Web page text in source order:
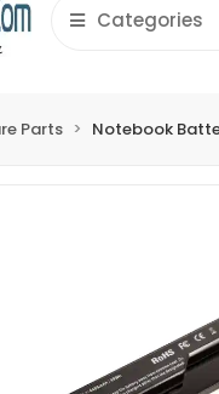
Categories
Parts Notebook